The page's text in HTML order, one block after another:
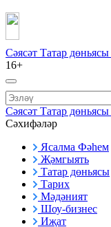
Сәясәт Татар дөньясы
16+
Сәясәт Татар дөньясы
Сәхифәләр
Ясалма Фәһем
Җәмгыять
Татар дөньясы
Тарих
Мәдәният
Шоу-бизнес
Иҗат